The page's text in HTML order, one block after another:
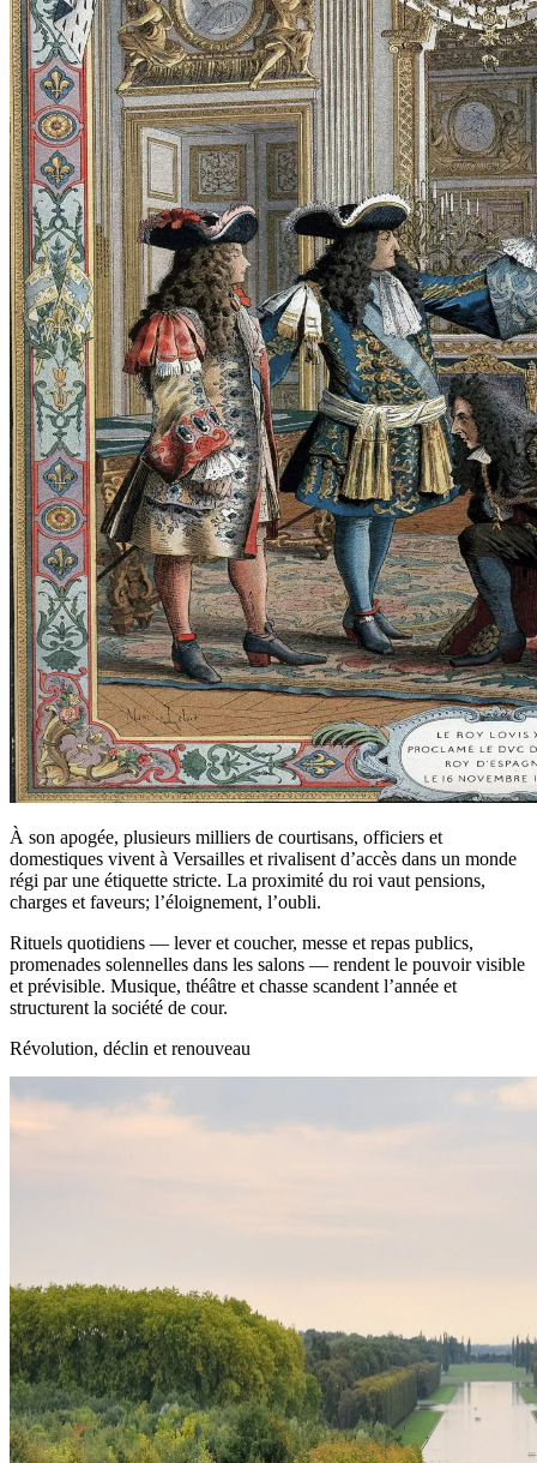
À son apogée, plusieurs milliers de courtisans, officiers et
domestiques vivent à Versailles et rivalisent d’accès dans un monde
régi par une étiquette stricte. La proximité du roi vaut pensions,
charges et faveurs; l’éloignement, l’oubli.
Rituels quotidiens — lever et coucher, messe et repas publics,
promenades solennelles dans les salons — rendent le pouvoir visible
et prévisible. Musique, théâtre et chasse scandent l’année et
structurent la société de cour.
Révolution, déclin et renouveau